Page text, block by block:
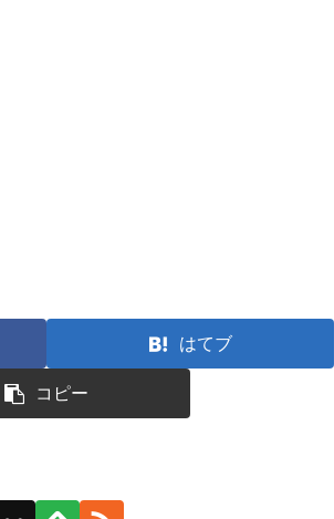
はてブ
コピー